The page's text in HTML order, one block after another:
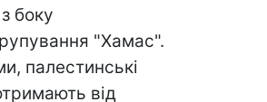
боку
"Хамас".
палестинські
від